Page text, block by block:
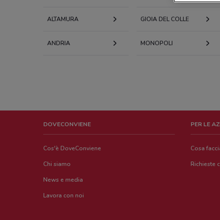
ALTAMURA GIOIA DEL COLLE
ANDRIA MONOPOLI
DOVECONVIENE
Cos'è DoveConviene
Chi siamo
News e media
Lavora con noi
PER LE
Cosa
Richieste